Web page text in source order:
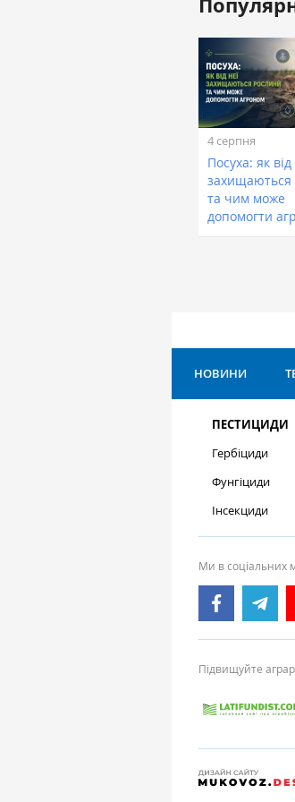
4 серпня
Посуха: як від
захищаються
та чим може
допомогти
НОВИНИ
ПЕСТИЦИДИ
Гербіциди
Фунгіциди
Інсекциди
Ми в соціальних
Підвищуйте